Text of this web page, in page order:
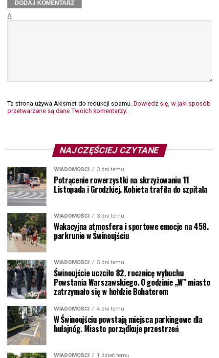
Δ
Ta strona używa Akismet do redukcji spamu. Dowiedz się, w jaki sposób
przetwarzane są dane Twoich komentarzy.
NAJCZĘŚCIEJ CZYTANE
WIADOMOŚCI 3 dni temu
Potrącenie rowerzystki na skrzyżowaniu 11
Listopada i Grodzkiej. Kobieta trafiła do szpitala
WIADOMOŚCI 3 dni temu
Wakacyjna atmosfera i sportowe emocje na 458.
parkrunie w Świnoujściu
WIADOMOŚCI 5 dni temu
Świnoujście uczciło 82. rocznicę wybuchu
Powstania Warszawskiego. O godzinie „W” miasto
zatrzymało się w hołdzie Bohaterom
WIADOMOŚCI 4 dni temu
W Świnoujściu powstają miejsca parkingowe dla
hulajnóg. Miasto porządkuje przestrzeń
WIADOMOŚCI 1 dzień temu